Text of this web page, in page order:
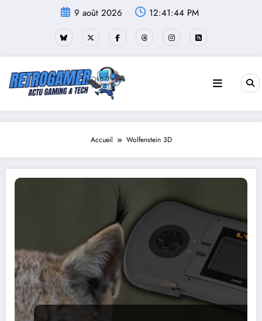
9 août 2026 12:41:45 PM
Accueil Wolfenstein 3D